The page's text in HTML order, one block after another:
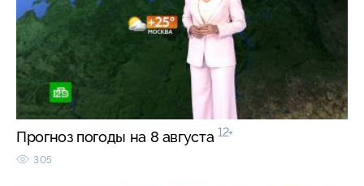
Прогноз погоды на 8 августа 12+
305